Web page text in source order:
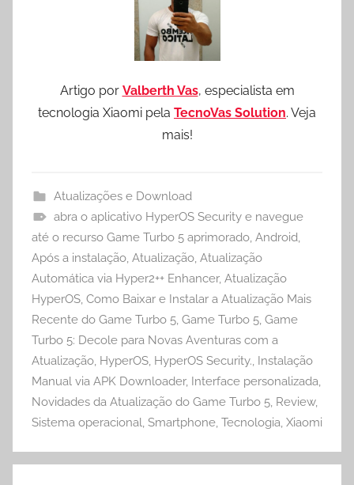
Artigo por Valberth Vas, especialista em
tecnologia Xiaomi pela TecnoVas Solution. Veja
mais!
Atualizações e Download
abra o aplicativo HyperOS Security e navegue
até o recurso Game Turbo 5 aprimorado, Android,
Após a instalação, Atualização, Atualização
Automática via Hyper2++ Enhancer, Atualização
HyperOS, Como Baixar e Instalar a Atualização Mais
Recente do Game Turbo 5, Game Turbo 5, Game
Turbo 5: Decole para Novas Aventuras com a
Atualização, HyperOS, HyperOS Security., Instalação
Manual via APK Downloader, Interface personalizada,
Novidades da Atualização do Game Turbo 5, Review,
Sistema operacional, Smartphone, Tecnologia, Xiaomi